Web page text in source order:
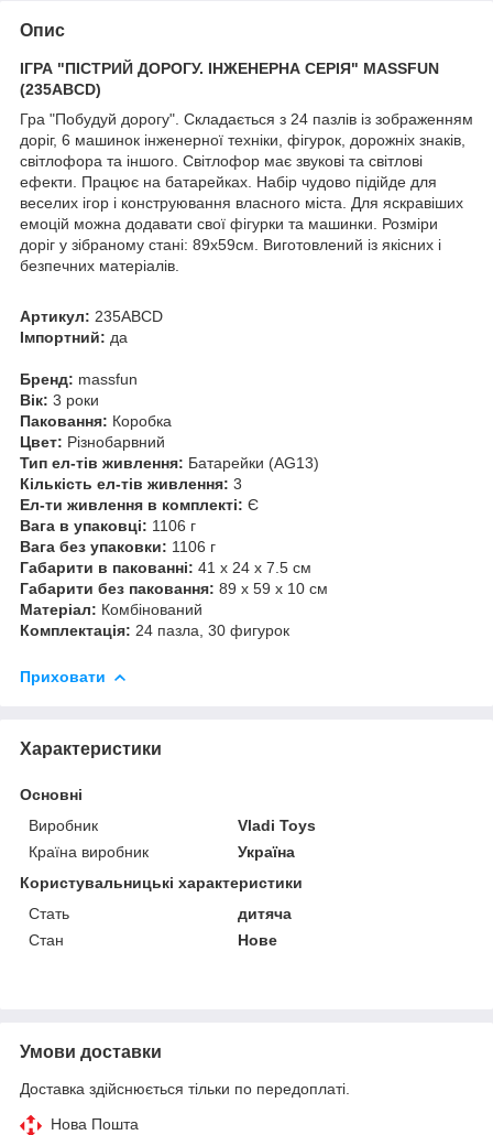
Опис
ІГРА "ПІСТРИЙ ДОРОГУ. ІНЖЕНЕРНА СЕРІЯ" MASSFUN
(235ABCD)
Гра "Побудуй дорогу". Складається з 24 пазлів із зображенням
доріг, 6 машинок інженерної техніки, фігурок, дорожніх знаків,
світлофора та іншого. Світлофор має звукові та світлові
ефекти. Працює на батарейках. Набір чудово підійде для
веселих ігор і конструювання власного міста. Для яскравіших
емоцій можна додавати свої фігурки та машинки. Розміри
доріг у зібраному стані: 89х59см. Виготовлений із якісних і
безпечних матеріалів.
Артикул: 235ABCD
Імпортний: да
Бренд: massfun
Вік: 3 роки
Паковання: Коробка
Цвет: Різнобарвний
Тип ел-тів живлення: Батарейки (AG13)
Кількість ел-тів живлення: 3
Ел-ти живлення в комплекті: Є
Вага в упаковці: 1106 г
Вага без упаковки: 1106 г
Габарити в пакованні: 41 x 24 x 7.5 см
Габарити без паковання: 89 x 59 x 10 см
Матеріал: Комбінований
Комплектація: 24 пазла, 30 фигурок
Приховати
Характеристики
Основні
Виробник
Vladi Toys
Країна виробник
Україна
Користувальницькі характеристики
Стать
дитяча
Стан
Нове
Умови доставки
Доставка здійснюється тільки по передоплаті.
Нова Пошта